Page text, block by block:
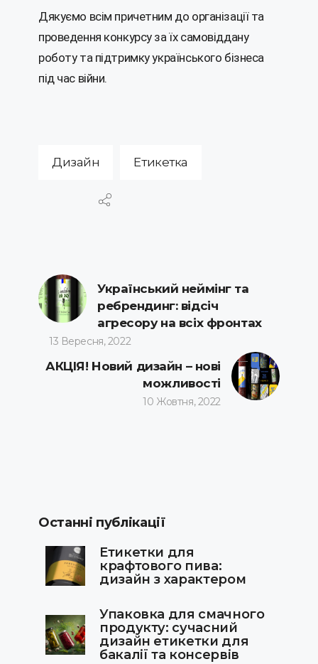
Дякуємо всім причетним до організації та
проведення конкурсу за їх самовіддану
роботу та підтримку українського бізнеса
під час війни.
Дизайн Етикетка
Український неймінг та
ребрендинг: відсіч
агресору на всіх фронтах
13 Вересня, 2022
АКЦІЯ! Новий дизайн – нові
можливості
10 Жовтня, 2022
Останні публікації
Етикетки для
крафтового пива:
дизайн з характером
Упаковка для смачного
продукту: сучасний
дизайн етикетки для
бакалії та консервів